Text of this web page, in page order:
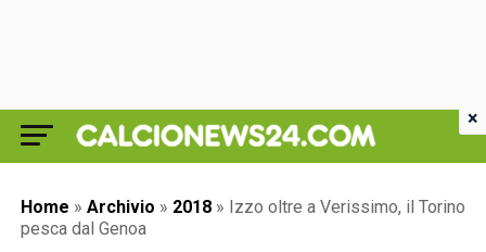
Home » Archivio » 2018 » Izzo oltre a Verissimo, il Torino
pesca dal Genoa
×